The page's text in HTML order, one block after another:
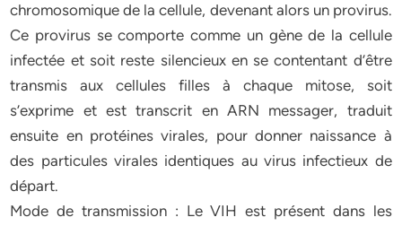
chromosomique de la cellule, devenant alors un provirus.
Ce provirus se comporte comme un gène de la cellule
infectée et soit reste silencieux en se contentant d’être
transmis aux cellules filles à chaque mitose, soit
s’exprime et est transcrit en ARN messager, traduit
ensuite en protéines virales, pour donner naissance à
des particules virales identiques au virus infectieux de
départ.
Mode de transmission : Le VIH est présent dans les